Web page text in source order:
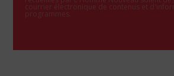
courrier électronique de contenus et
programmes.